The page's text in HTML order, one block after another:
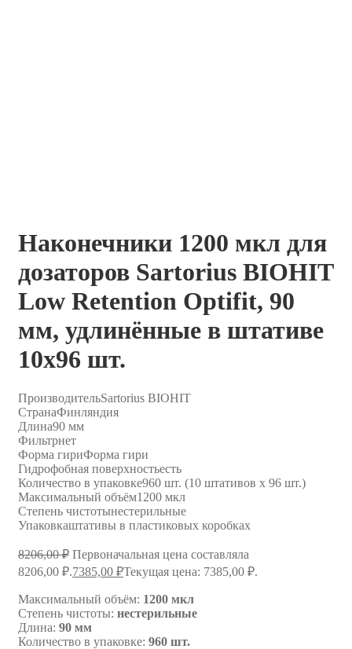
Наконечники 1200 мкл для
дозаторов Sartorius BIOHIT
Low Retention Optifit, 90
мм, удлинённые в штативе
10х96 шт.
ПроизводительSartorius BIOHIT
СтранаФинляндия
Длина90 мм
Фильтрнет
Форма гириФорма гири
Гидрофобная поверхностьесть
Количество в упаковке960 шт. (10 штативов х 96 шт.)
Максимальный объём1200 мкл
Степень чистотынестерильные
Упаковкаштативы в пластиковых коробках
8206,00₽ Первоначальная цена составляла
8206,00 ₽.7385,00 ₽Текущая цена: 7385,00 ₽.
Максимальный объём: 1200 мкл
Степень чистоты: нестерильные
Длина: 90 мм
Количество в упаковке: 960 шт.